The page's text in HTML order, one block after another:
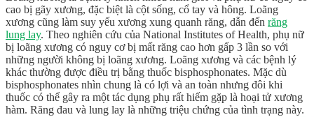
cao bị gãy xương, đặc biệt là cột sống, cổ tay và hông. Loãng
xương cũng làm suy yếu xương xung quanh răng, dẫn đến răng
lung lay. Theo nghiên cứu của National Institutes of Health, phụ nữ
bị loãng xương có nguy cơ bị mất răng cao hơn gấp 3 lần so với
những người không bị loãng xương. Loãng xương và các bệnh lý
khác thường được điều trị bằng thuốc bisphosphonates. Mặc dù
bisphosphonates nhìn chung là có lợi và an toàn nhưng đôi khi
thuốc có thể gây ra một tác dụng phụ rất hiếm gặp là hoại tử xương
hàm. Răng đau và lung lay là những triệu chứng của tình trạng này.